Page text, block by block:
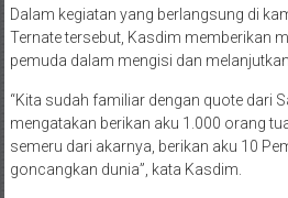
Dalam kegiatan yang berlangsung di
Ternate tersebut, Kasdim memberikan
pemuda dalam mengisi dan
“Kita sudah familiar dengan quote dari
mengatakan berikan aku 1.000 orang
semeru dari akarnya, berikan aku 10
goncangkan dunia”, kata Kasdim.